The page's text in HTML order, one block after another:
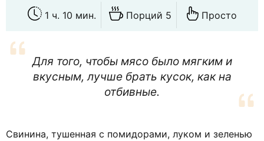
1 ч. 10 мин. Порций 5 Просто
Для того, чтобы мясо было мягким и
вкусным, лучше брать кусок, как на
отбивные.
Свинина, тушенная с помидорами, луком и зеленью